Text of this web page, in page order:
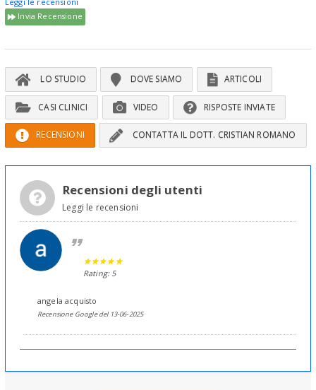
Invia Recensione
LO STUDIO DOVE SIAMO ARTICOLI
CASI CLINICI VIDEO RISPOSTE INVIATE
RECENSIONI CONTATTA IL DOTT. CRISTIAN ROMANO
Recensioni degli utenti
Leggi le recensioni
Rating: 5
angela acquisto
Recensione Google del 13-06-2025